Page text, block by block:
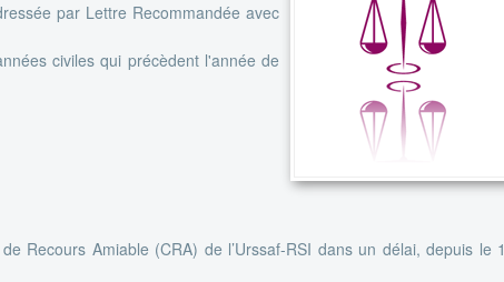
par Lettre Recommandée avec
civiles qui précèdent l'année de
Recours Amiable (CRA) de l’Urssaf-RSI dans un délai, depuis le 1